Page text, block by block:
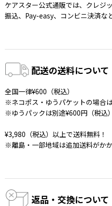
ケアスター公式通販では、クレジ
振込、Pay-easy、コンビニ決済な
配送の送料について
全国一律¥600（税込）
※ネコポス・ゆうパケットの場合
※ゆうパックは別途¥600円（税込
¥3,980（税込）以上で送料無料！
※離島・一部地域は追加送料がか
返品・交換について